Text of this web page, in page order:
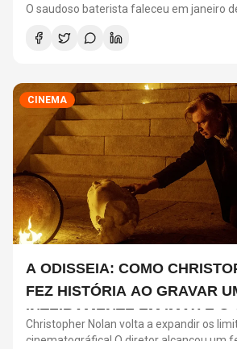
COPELAND E DANNY CAREY
O saudoso baterista faleceu em janeiro
CINEMA
A ODISSEIA: COMO
FEZ HISTÓRIA AO GRAVAR
INTEIRAMENTE EM IMAX E O
SIGNIFICA
Christopher Nolan volta a expandir os
cinematográfica! O diretor alcançou um